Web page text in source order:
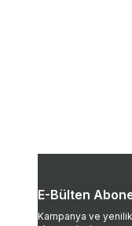
E-Bülten
Kampanya ve